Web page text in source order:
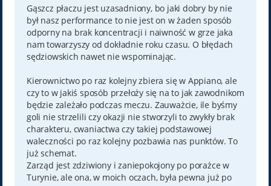
t
Gąszcz płaczu jest uzasadniony, bo jaki dobry by nie
był nasz performance to nie jest on w żaden sposób
odporny na brak koncentracji i naiwność w grze jaka
nam towarzyszy od dokładnie roku czasu. O błędach
sędziowskich nawet nie wspominając.
Kierownictwo po raz kolejny zbiera się w Appiano, ale
czy to w jakiś sposób przełoży się na to jak zawodnikom
będzie zależało podczas meczu. Zauważcie, ile byśmy
goli nie strzelili czy okazji nie stworzyli to zwykły brak
charakteru, cwaniactwa czy takiej podstawowej
waleczności po raz kolejny pozbawia nas punktów. To
już schemat.
Zarząd jest zdziwiony i zaniepokojony po porażce w
Turynie, ale ona, w moich oczach, była pewna już po